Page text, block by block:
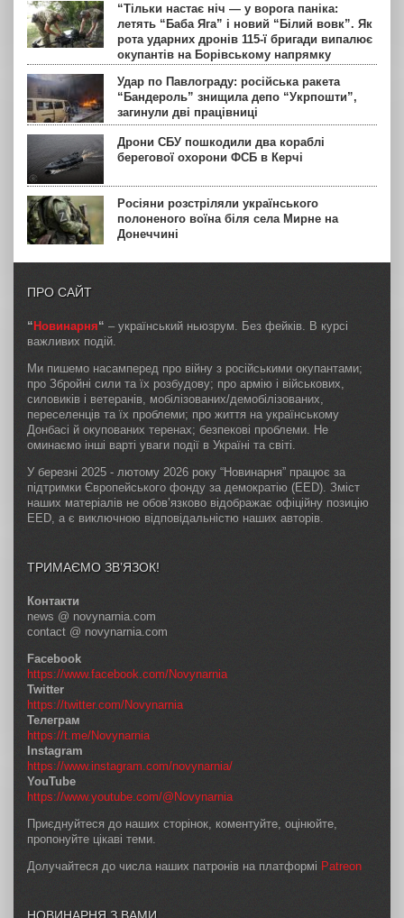
“Тільки настає ніч — у ворога паніка:
летять “Баба Яга” і новий “Білий вовк”. Як
рота ударних дронів 115-ї бригади випалює
окупантів на Борівському напрямку
Удар по Павлограду: російська ракета
“Бандероль” знищила депо “Укрпошти”,
загинули дві працівниці
Дрони СБУ пошкодили два кораблі
берегової охорони ФСБ в Керчі
Росіяни розстріляли українського
полоненого воїна біля села Мирне на
Донеччині
ПРО САЙТ
“Новинарня“ – український ньюзрум. Без фейків. В курсі
важливих подій.
Ми пишемо насамперед про війну з російськими окупантами;
про Збройні сили та їх розбудову; про армію і військових,
силовиків і ветеранів, мобілізованих/демобілізованих,
переселенців та їх проблеми; про життя на українському
Донбасі й окупованих теренах; безпекові проблеми. Не
оминаємо інші варті уваги події в Україні та світі.
У березні 2025 - лютому 2026 року “Новинарня” працює за
підтримки Європейського фонду за демократію (EED). Зміст
наших матеріалів не обов’язково відображає офіційну позицію
EED, а є виключною відповідальністю наших авторів.
ТРИМАЄМО ЗВ’ЯЗОК!
Контакти
news @ novynarnia.com
contact @ novynarnia.com
Facebook
https://www.facebook.com/Novynarnia
Twitter
https://twitter.com/Novynarnia
Телеграм
https://t.me/Novynarnia
Instagram
https://www.instagram.com/novynarnia/
YouTube
https://www.youtube.com/@Novynarnia
Приєднуйтеся до наших сторінок, коментуйте, оцінюйте,
пропонуйте цікаві теми.
Долучайтеся до числа наших патронів на платформі Patreon
НОВИНАРНЯ З ВАМИ